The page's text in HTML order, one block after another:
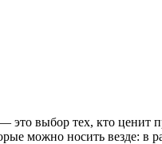
это выбор тех, кто ценит
можно носить везде: в